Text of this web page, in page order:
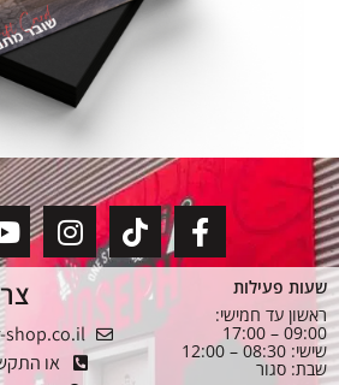
שעות פעילות
ראשון עד חמישי:
09:00 – 17:00
שישי: 08:30 – 12:00
שבת: סגור
shop.co.il
או התקשרו: